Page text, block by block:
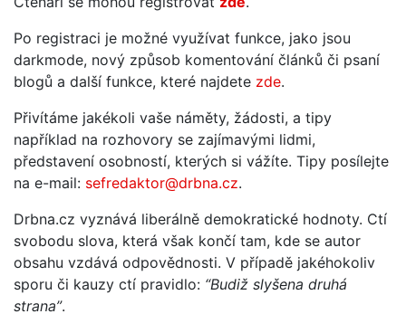
Po registraci je možné využívat funkce, jako jsou
darkmode, nový způsob komentování článků či psaní
blogů a další funkce, které najdete zde.
Přivítáme jakékoli vaše náměty, žádosti, a tipy
například na rozhovory se zajímavými lidmi,
představení osobností, kterých si vážíte. Tipy posílejte
na e-mail: sefredaktor@drbna.cz.
Drbna.cz vyznává liberálně demokratické hodnoty. Ctí
svobodu slova, která však končí tam, kde se autor
obsahu vzdává odpovědnosti. V případě jakéhokoliv
sporu či kauzy ctí pravidlo: “Budiž slyšena druhá
strana”.